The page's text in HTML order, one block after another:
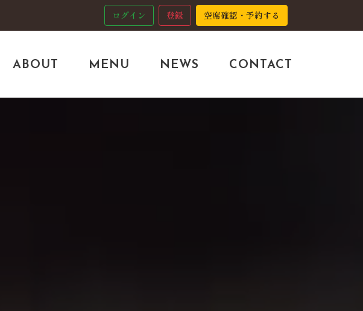
ログイン 登録 空席確認・予約する
ABOUT MENU NEWS CONTACT